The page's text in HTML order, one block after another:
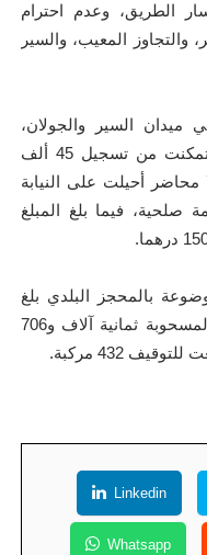
الطريق، وعدم احترام
المعيب، والسير
ميدان السير والجولان،
سجل المصدر ذاته، أن ‏مصالح الأمن تمكنت من تسجيل 45 ألف
و160 مخالفة، وإنجاز ثمانية آلاف و706 محاضر أحيلت على النيابة
36 ألف و454 غرامة صلحية، فيما بلغ المبلغ
بالمحجز البلدي بلغ
أربعة آلاف و998 عربة، وعدد الوثائق المسحوبة ثمانية آلاف و706
432 مركبة.
Linkedin
Whatsapp